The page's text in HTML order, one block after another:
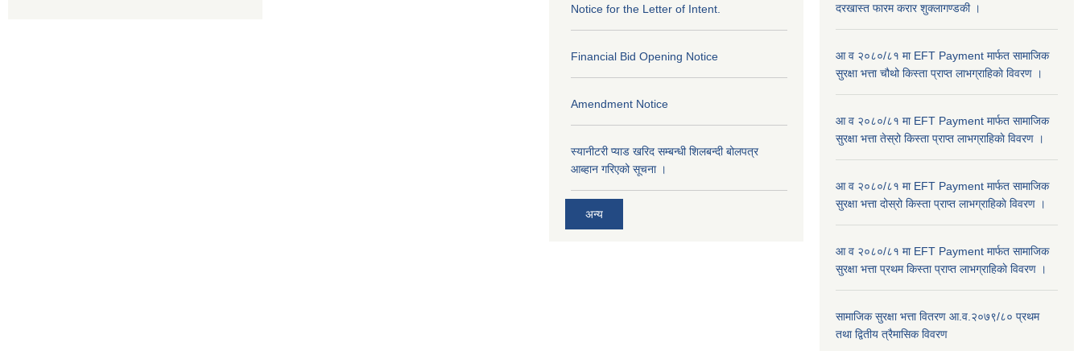
Notice for the Letter of Intent.
Financial Bid Opening Notice
Amendment Notice
स्यानीटरी प्याड खरिद सम्बन्धी शिलबन्दी बोलपत्र
आब्हान गरिएको सूचना ।
अन्य
दरखास्त फारम करार शुक्लागण्डकी ।
आ व २०८०/८१ मा EFT Payment मार्फत सामाजिक
सुरक्षा भत्ता चौथो किस्ता प्राप्त लाभग्राहिकाे विवरण ।
आ व २०८०/८१ मा EFT Payment मार्फत सामाजिक
सुरक्षा भत्ता तेस्रो किस्ता प्राप्त लाभग्राहिकाे विवरण ।
आ व २०८०/८१ मा EFT Payment मार्फत सामाजिक
सुरक्षा भत्ता दोस्रो किस्ता प्राप्त लाभग्राहिकाे विवरण ।
आ व २०८०/८१ मा EFT Payment मार्फत सामाजिक
सुरक्षा भत्ता प्रथम किस्ता प्राप्त लाभग्राहिकाे विवरण ।
सामाजिक सुरक्षा भत्ता वितरण आ.व.२०७९/८० प्रथम
तथा द्वितीय त्रैमासिक विवरण